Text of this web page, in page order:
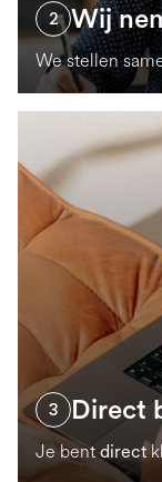
2 Wij
We stellen
3 Direct
Je bentdirect